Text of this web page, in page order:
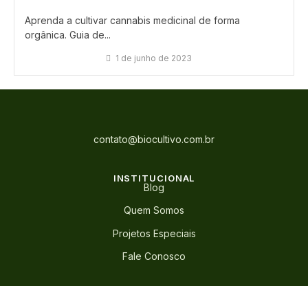
Aprenda a cultivar cannabis medicinal de forma
orgânica. Guia de...
1 de junho de 2023
contato@biocultivo.com.br
INSTITUCIONAL
Blog
Quem Somos
Projetos Especiais
Fale Conosco